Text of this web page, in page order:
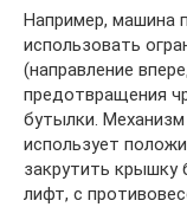
Например, машина
использовать
(направление
предотвращения
бутылки.
использует
закрутить крышку
лифт, с